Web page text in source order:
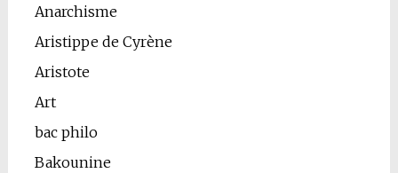
Anarchisme
Aristippe de Cyrène
Aristote
Art
bac philo
Bakounine